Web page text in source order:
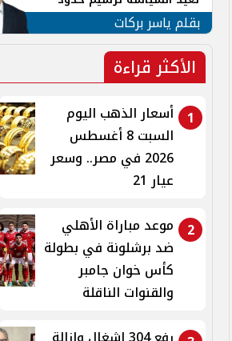
الأمن القومي العربي
بقلم ياسر بركات
الأكثر قراءة
1
أسعار الذهب اليوم
السبت 8 أغسطس
2026 في مصر.. وسعر
عيار 21
2
موعد مباراة الأهلي
ضد برشلونة في بطولة
كأس خوان جامبر
والقنوات الناقلة